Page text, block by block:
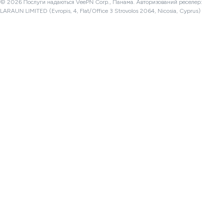
© 2026 Послуги надаються VeePN Corp., Панама. Авторизований реселер:
LARAUN LIMITED (Evropis, 4, Flat/Office 3 Strovolos 2064, Nicosia, Cyprus)